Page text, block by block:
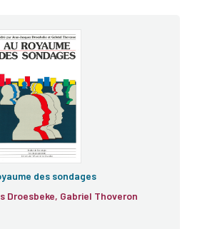
des sondages
Droesbeke, Gabriel Thoveron